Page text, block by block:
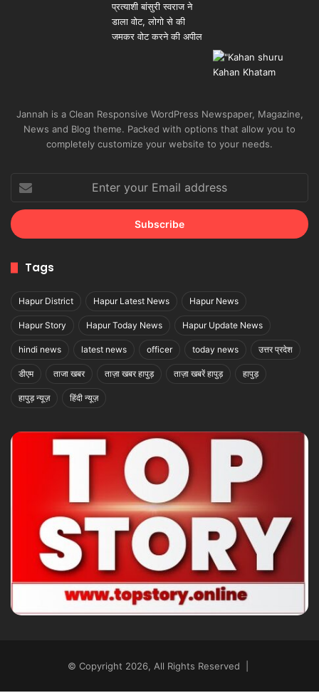
Jannah is a Clean Responsive WordPress Newspaper, Magazine,
News and Blog theme. Packed with options that allow you to
completely customize your website to your needs.
your
Email
address
Tags
Hapur District Hapur Latest News Hapur News
Hapur Story Hapur Today News Hapur Update News
hindi news latest news officer today news उत्तर प्रदेश
डीएम ताजा खबर ताज़ा खबर हापुड़ ताज़ा खबरें हापुड़ हापुड़
हापुड़ न्यूज़ हिंदी न्यूज़
© Copyright 2026, All Rights Reserved |